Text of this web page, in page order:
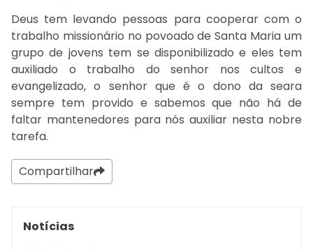
Deus tem levando pessoas para cooperar com o
trabalho missionário no povoado de Santa Maria um
grupo de jovens tem se disponibilizado e eles tem
auxiliado o trabalho do senhor nos cultos e
evangelizado, o senhor que é o dono da seara
sempre tem provido e sabemos que não há de
faltar mantenedores para nós auxiliar nesta nobre
tarefa.
Compartilhar
Notícias